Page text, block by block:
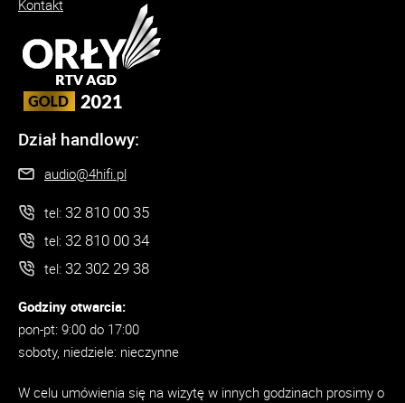
Kontakt
Dział handlowy:
audio@4hifi.pl
tel: 32 810 00 35
tel: 32 810 00 34
tel: 32 302 29 38
Godziny otwarcia:
pon-pt: 9:00 do 17:00
soboty, niedziele: nieczynne
W celu umówienia się na wizytę w innych godzinach prosimy o